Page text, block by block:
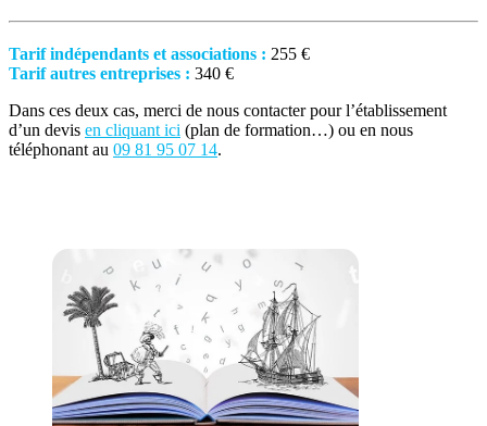
Tarif indépendants et associations : 255 €
Tarif autres entreprises : 340 €
Dans ces deux cas, merci de nous contacter pour l’établissement
d’un devis en cliquant ici (plan de formation…) ou en nous
téléphonant au 09 81 95 07 14.